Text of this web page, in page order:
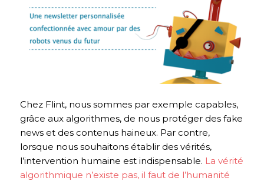
Chez Flint, nous sommes par exemple capables,
grâce aux algorithmes, de nous protéger des fake
news et des contenus haineux. Par contre,
lorsque nous souhaitons établir des vérités,
l’intervention humaine est indispensable. La vérité
algorithmique n’existe pas, il faut de l’humanité